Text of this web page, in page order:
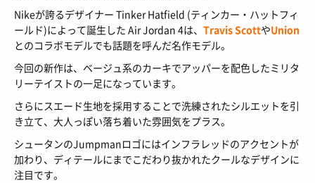
BOOKS/ ブック
HEALTH/ ヘルス・ボディ
HISTORY / 歴史
© 2026 Sneaker-Girl.com is brought to you
by YBS co., ltd & YBS USA LLC.
Nikeが誇るデザイナー Tinker Hatfield (ティンカー・ハットフィ
ールド)によって誕生した Air Jordan 4は、 Travis ScottやUnion
とのコラボモデルでも話題を呼んだ名作モデル。
今回の新作は、ベージュ系のカーキでアッパーを配色したミリタ
リーテイストの一足になっています。
さらにスエード生地を採用することで洗練されたシルエットを引
き立て、大人っぽい落ち着いた雰囲気をプラス。
シュータンのJumpmanロゴにはインフラレッドのアクセントが
加わり、ディテールにまでこだわり抜かれたクールなデザインに
注目です。